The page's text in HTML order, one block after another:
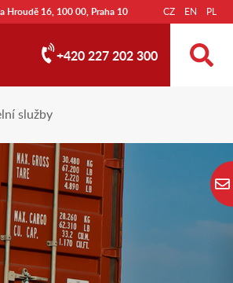
Hroudě 16, 100 00, Praha 10 CZ EN PL
+420 227 202 300
služby